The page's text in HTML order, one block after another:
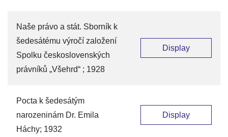
Naše právo a stát. Sborník k
šedesátému výročí založení
Spolku československých
právníků „Všehrd“ ; 1928
Display
Pocta k šedesátým
narozeninám Dr. Emila
Háchy; 1932
Display